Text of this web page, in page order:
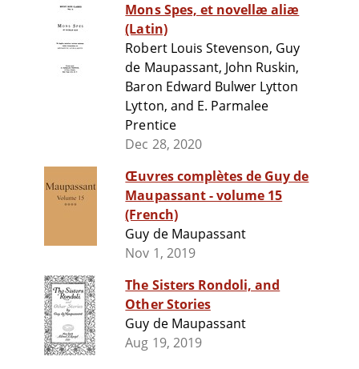
Mons Spes, et novellæ aliæ
(Latin)
Robert Louis Stevenson, Guy
de Maupassant, John Ruskin,
Baron Edward Bulwer Lytton
Lytton, and E. Parmalee
Prentice
Dec 28, 2020
Œuvres complètes de Guy de
Maupassant - volume 15
(French)
Guy de Maupassant
Nov 1, 2019
The Sisters Rondoli, and
Other Stories
Guy de Maupassant
Aug 19, 2019